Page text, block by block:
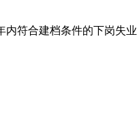
内符合建档条件的下岗失